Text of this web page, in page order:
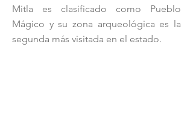
Mitla es clasificado como Pueblo
Mágico y su zona arqueológica es la
segunda más visitada en el estado.